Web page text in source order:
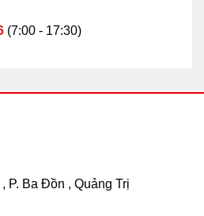
(7:00 - 17:30)
P. Ba Đồn , Quảng Trị